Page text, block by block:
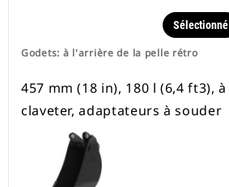
Godets: à l'arrière de la pelle rétro
Sélectionné
457 mm (18 in), 180 l (6,4 ft3), à
claveter, adaptateurs à souder